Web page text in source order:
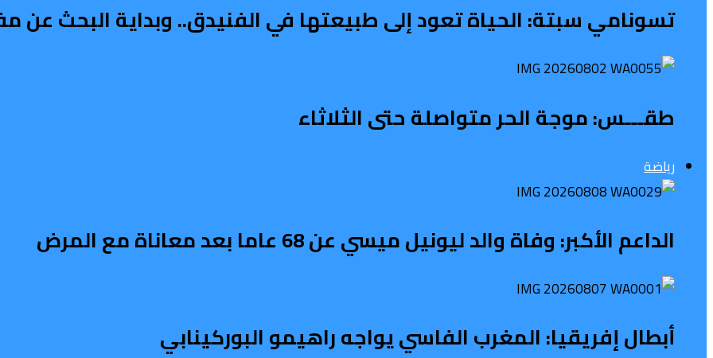
تسونامي سبتة: الحياة تعود إلى طبيعتها في الفنيدق.. وبداية البحث عن
طقـــس: موجة الحر متواصلة حتى الثلاثاء
رياضة
الداعم الأكبر: وفاة والد ليونيل ميسي عن 68 عاما بعد معاناة مع المرض
أبطال إفريقيا: المغرب الفاسي يواجه راهيمو البوركينابي